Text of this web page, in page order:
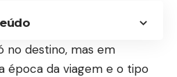
no destino, mas em
época da viagem e o tipo